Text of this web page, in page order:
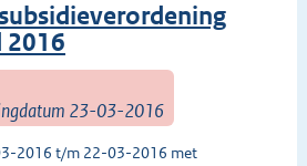
2016
23-03-2016
2016 t/m 22-03-2016 met